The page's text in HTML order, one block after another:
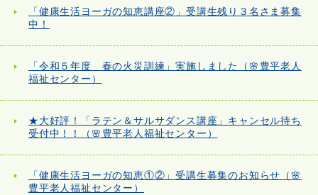
「健康生活ヨーガの知恵講座②」受講生残り３名さま募集
中！
「令和５年度 春の火災訓練」実施しました（🌸豊平老人
福祉センター）
★大好評！「ラテン＆サルサダンス講座」キャンセル待ち
受付中！！（🌸豊平老人福祉センター）
「健康生活ヨーガの知恵①②」受講生募集のお知らせ（🌸
豊平老人福祉センター）